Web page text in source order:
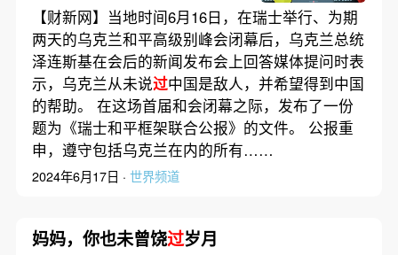
【财新网】当地时间6月16日，在瑞士举行、为期
两天的乌克兰和平高级别峰会闭幕后，乌克兰总统
泽连斯基在会后的新闻发布会上回答媒体提问时表
示，乌克兰从未说过中国是敌人，并希望得到中国
的帮助。 在这场首届和会闭幕之际，发布了一份
题为《瑞士和平框架联合公报》的文件。 公报重
申，遵守包括乌克兰在内的所有……
2024年6月17日 · 世界频道
妈妈，你也未曾饶过岁月